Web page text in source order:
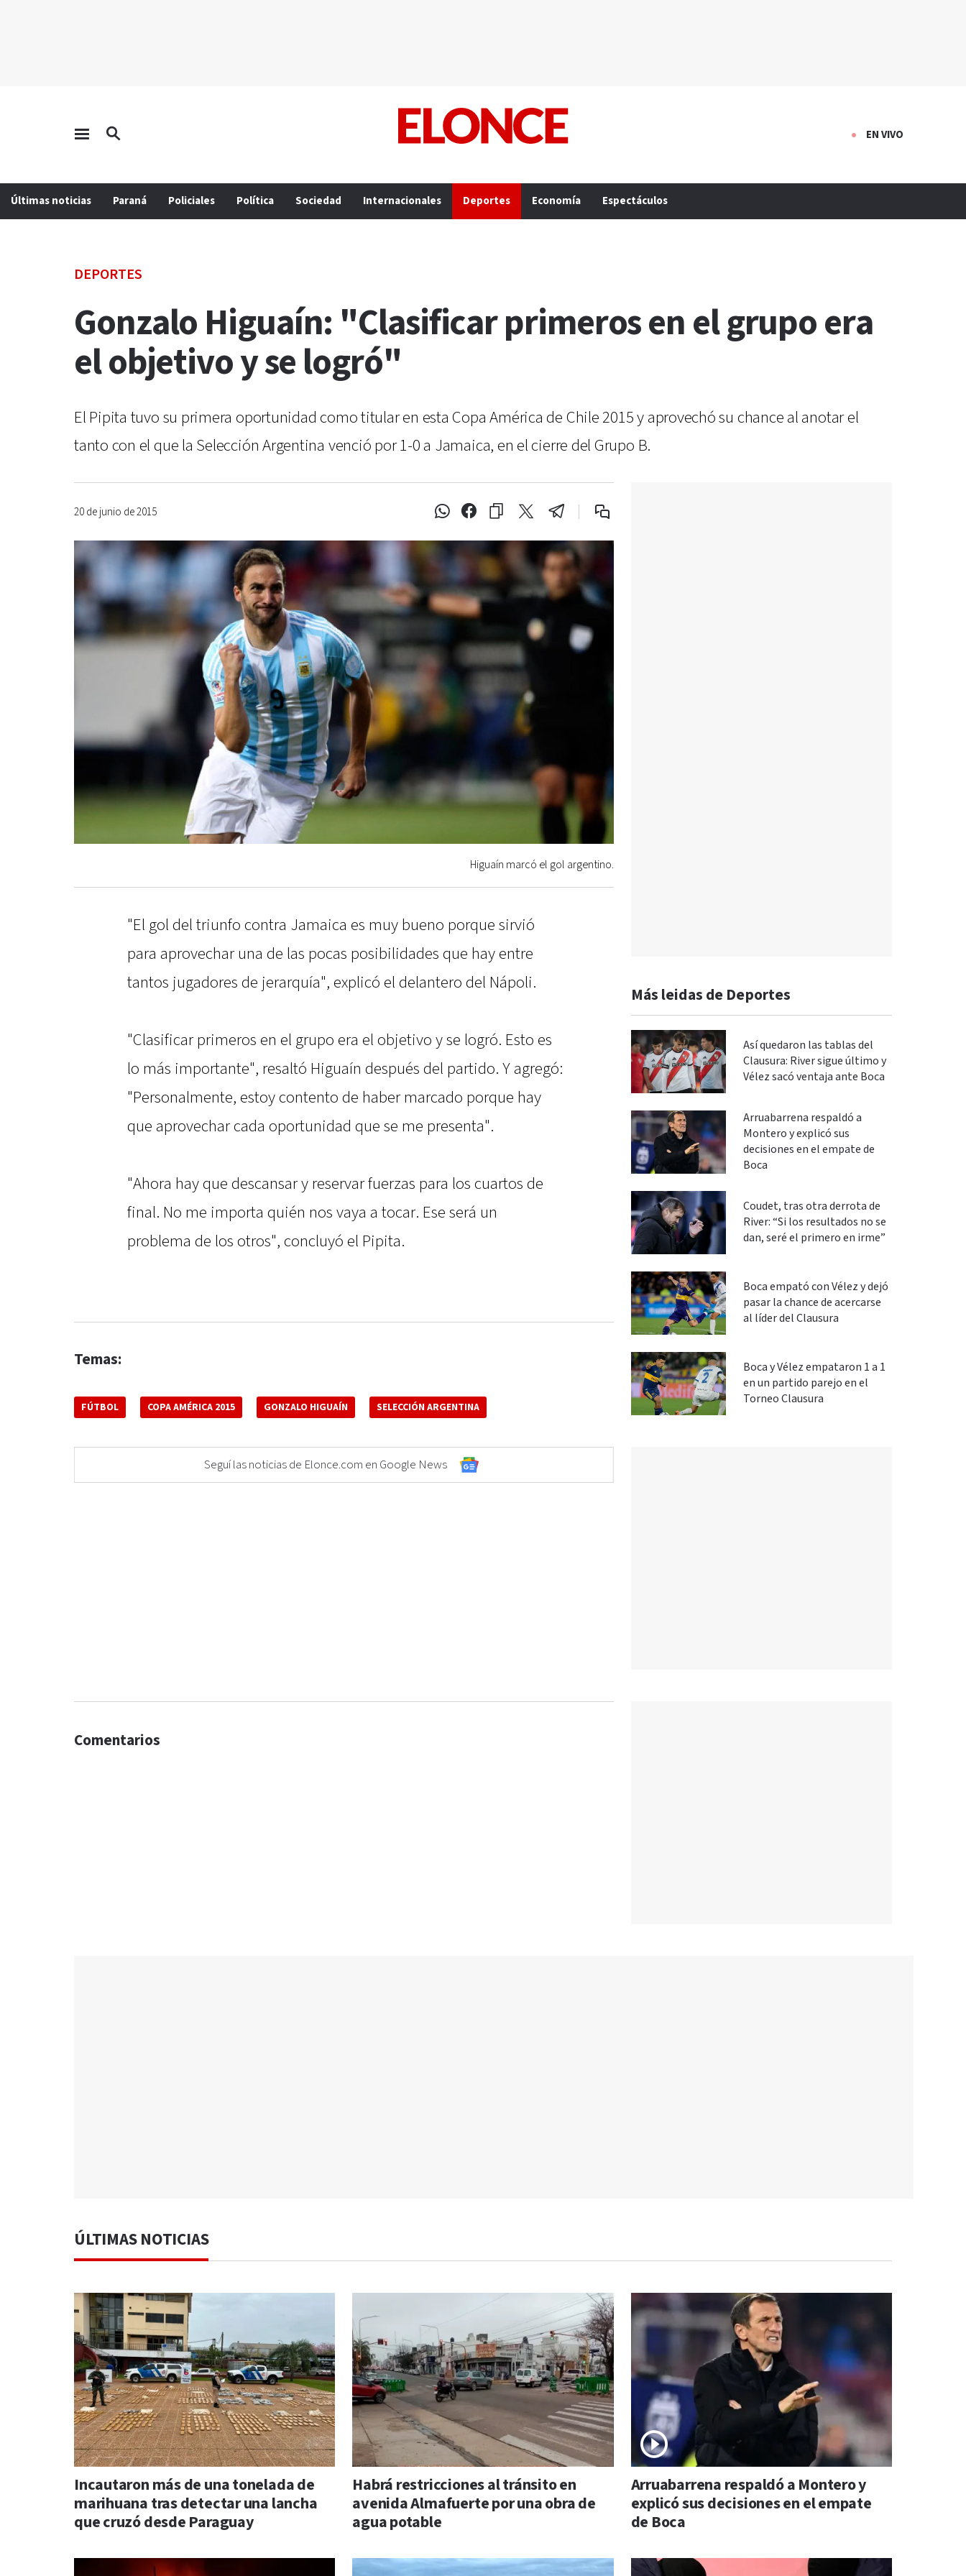
EN VIVO
Últimas noticias Paraná Policiales Política Sociedad Internacionales Deportes Economía Espectáculos
DEPORTES
Gonzalo Higuaín: "Clasificar primeros en el grupo era
el objetivo y se logró"
El Pipita tuvo su primera oportunidad como titular en esta Copa América de Chile 2015 y aprovechó su chance al anotar el
tanto con el que la Selección Argentina venció por 1-0 a Jamaica, en el cierre del Grupo B.
20 de junio de 2015
Higuaín marcó el gol argentino.
"El gol del triunfo contra Jamaica es muy bueno porque sirvió
para aprovechar una de las pocas posibilidades que hay entre
tantos jugadores de jerarquía", explicó el delantero del Nápoli.
"Clasificar primeros en el grupo era el objetivo y se logró. Esto es
lo más importante", resaltó Higuaín después del partido. Y agregó:
"Personalmente, estoy contento de haber marcado porque hay
que aprovechar cada oportunidad que se me presenta".
"Ahora hay que descansar y reservar fuerzas para los cuartos de
final. No me importa quién nos vaya a tocar. Ese será un
problema de los otros", concluyó el Pipita.
Temas:
FÚTBOL COPA AMÉRICA 2015 GONZALO HIGUAÍN SELECCIÓN ARGENTINA
Seguí las noticias de Elonce.com en Google News
Más leidas de Deportes
Así quedaron las tablas del
Clausura: River sigue último y
Vélez sacó ventaja ante Boca
Arruabarrena respaldó a
Montero y explicó sus
decisiones en el empate de
Boca
Coudet, tras otra derrota de
River: “Si los resultados no se
dan, seré el primero en irme”
Boca empató con Vélez y dejó
pasar la chance de acercarse
al líder del Clausura
Boca y Vélez empataron 1 a 1
en un partido parejo en el
Torneo Clausura
Comentarios
ÚLTIMAS NOTICIAS
Incautaron más de una tonelada de
marihuana tras detectar una lancha
que cruzó desde Paraguay
Habrá restricciones al tránsito en
avenida Almafuerte por una obra de
agua potable
Arruabarrena respaldó a Montero y
explicó sus decisiones en el empate
de Boca